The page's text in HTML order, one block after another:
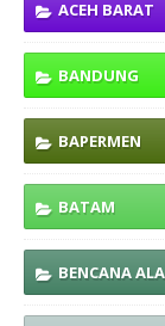
ACEH BARAT
BANDUNG
BAPERMEN
BATAM
BENCANA